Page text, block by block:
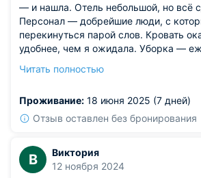
— и нашла. Отель небольшой, но всё
Персонал — добрейшие люди, с
перекинуться парой слов. Кровать
удобнее, чем я ожидала. Уборка —
До метро пять минут неспешного шага.
Читать полностью
Проживание: 18 июня 2025 (7 дней)
Отзыв оставлен без бронирования
В
Виктория
12 ноября 2024